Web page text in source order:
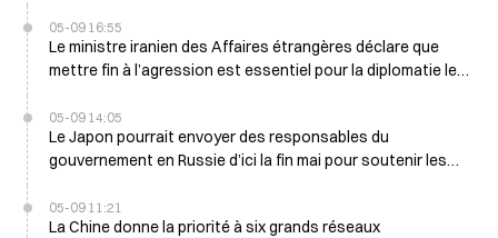
05-09 16:55
Le ministre iranien des Affaires étrangères déclare que
mettre fin à l’agression est essentiel pour la diplomatie le 9
05-09 14:05
Le Japon pourrait envoyer des responsables du
gouvernement en Russie d’ici la fin mai pour soutenir les
05-09 11:21
La Chine donne la priorité à six grands réseaux